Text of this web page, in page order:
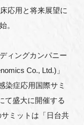
応用と将来展望に
。
ィングカンパニー
Co., Ltd.)」
染症応用国際サミ
て盛大に開催する
ミットは「日台共